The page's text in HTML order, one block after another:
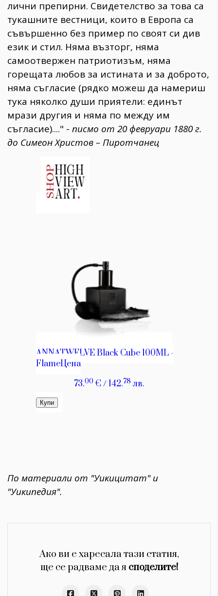
лични препирни. Свидетелство за това са
тукашните вестници, които в Европа са
съвършенно без пример по своят си див
език и стил. Няма възторг, няма
самоотвержен патриотизъм, няма
горещата любов за истината и за доброто,
няма съгласие (рядко можеш да намериш
тука няколко души приятели: единът
мрази другия и няма по между им
съгласие)...." - писмо от 20 феврyapи 1880 г.
до Симеон Христов – Пиротчанец
По материали от "Уикицитат" и
"Уикипедия".
Ако ви е харесала тази статия,
ще се радваме да я споделите!